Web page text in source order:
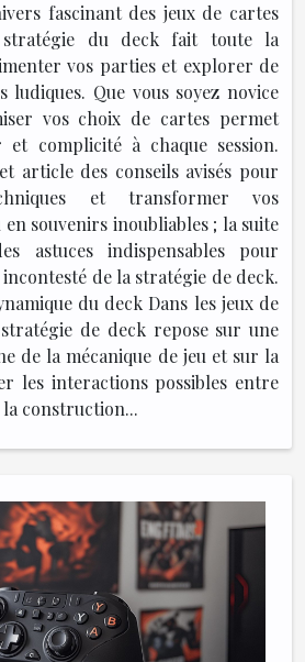
fascinant des jeux de cartes
du deck fait toute la
vos parties et explorer de
ludiques. Que vous soyez novice
vos choix de cartes permet
et complicité à chaque session.
article des conseils avisés pour
et transformer vos
en souvenirs inoubliables ; la suite
astuces indispensables pour
de la stratégie de deck.
du deck Dans les jeux de
de deck repose sur une
de la mécanique de jeu et sur la
les interactions possibles entre
construction...